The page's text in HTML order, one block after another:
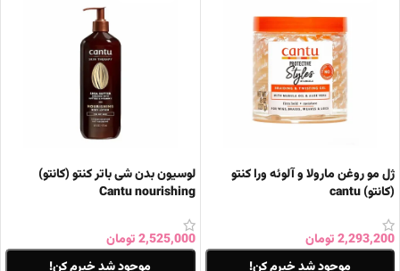
ژل مو روغن مارولا و آلوئه ورا کنتو
(کانتو) cantu
2,293,200تومان
لوسیون بدن شی باتر کنتو (کانتو)
Cantu nourishing
2,525,000تومان